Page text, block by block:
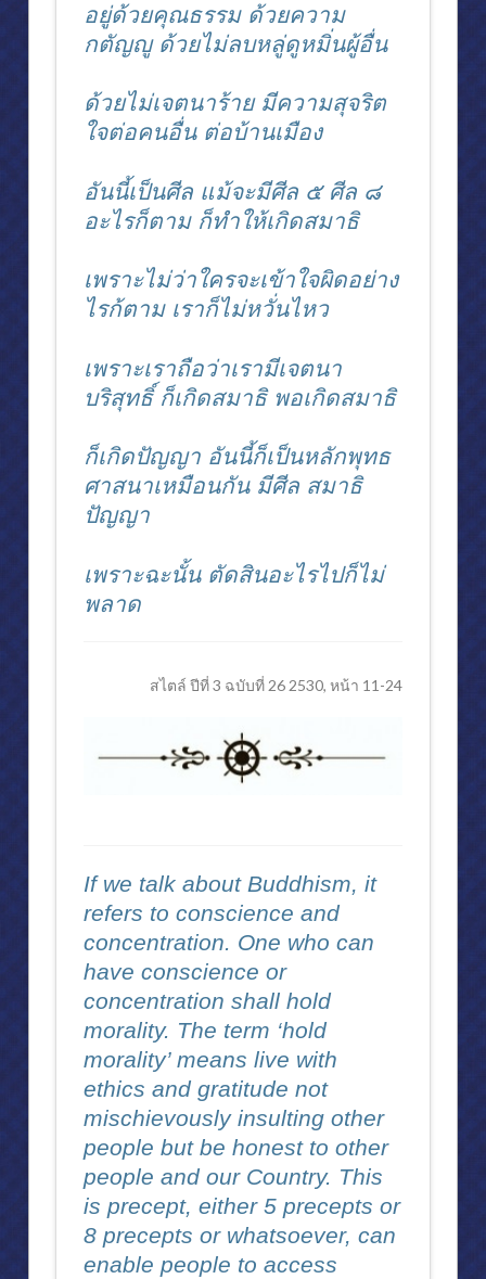
การประชุมสหภาพรัฐสภา ครั้งที่ ๗๘
ผลงานด้านต่างประเทศ (๒)
การดำรงตำแหน่งสำคัญ
วิชาชีพ
สมเด็จพระเทพฯเสด็จสำนักกฎหมาย
“พระองค์ภา” ทรงฝึกงานทนายความ
ประวัติการก่อตั้งสำนักกฎหมาย
การสัมมนาทางวิชาการ
งาน “แนะนำสารานุกรมกฎหมายแพ่งและพาณิชย์” ฯลฯ
บุคคลสำคัญเยือนสำนักงาน
กิจกรรมต่าง ๆ
ตึก สก.โรงพยาบาลจุฬาลงกรณ์ ในพระบรมราชูปถัมภ์ สภากาชาดไทย
วัตถุประสงค์ในการก่อสร้างตึก สก.
สมเด็จพระนางเจ้าฯพระราชทานเหรียญ สก.สดุดี
พีระยานุเคราะห์มูลนิธิ ในพระอุปถัมภ์ของสมเด็จพระศรีนครินทราบรมรา
พิธีเปิด พีระยา นาวิน
งานด้านเด็กเยาวชน มอบทุนการศึกษา
ศูนย์ผลิตผลิตภัณฑ์
สถานรับเลี้ยงเด็กปฐมวัยพีระยานาวิน ศูนย์พหลโยธิน ๔๗
สถานรับเลี้ยงเด็กปฐมวัยพีระยานาวิน ศูนย์ต่างๆ
สถานรับเลี้ยงเด็กปฐมวัยพีระยานาวินศูนย์ต่างๆ (๒)
โรงเรียนตำรวจตระเวนชายแดนพีระยานุเคราะห์ทั้ง ๔ แห่ง
กิจกรรมและโครงการต่างๆ
อยู่ด้วยคุณธรรม ด้วยความ
กตัญญู ด้วยไม่ลบหลู่ดูหมิ่นผู้อื่น
ด้วยไม่เจตนาร้าย มีความสุจริต
ใจต่อคนอื่น ต่อบ้านเมือง
อันนี้เป็นศีล แม้จะมีศีล ๕ ศีล ๘
อะไรก็ตาม ก็ทำให้เกิดสมาธิ
เพราะไม่ว่าใครจะเข้าใจผิดอย่าง
ไรก้ตาม เราก็ไม่หวั่นไหว
เพราะเราถือว่าเรามีเจตนา
บริสุทธิ์ ก็เกิดสมาธิ พอเกิดสมาธิ
ก็เกิดปัญญา อันนี้ก็เป็นหลักพุทธ
ศาสนาเหมือนกัน มีศีล สมาธิ
ปัญญา
เพราะฉะนั้น ตัดสินอะไรไปก็ไม่
พลาด
สไตล์ ปีที่ 3 ฉบับที่ 26 2530, หน้า 11-24
If we talk about Buddhism, it
refers to conscience and
concentration. One who can
have conscience or
concentration shall hold
morality. The term ‘hold
morality’ means live with
ethics and gratitude not
mischievously insulting other
people but be honest to other
people and our Country. This
is precept, either 5 precepts or
8 precepts or whatsoever, can
enable people to access